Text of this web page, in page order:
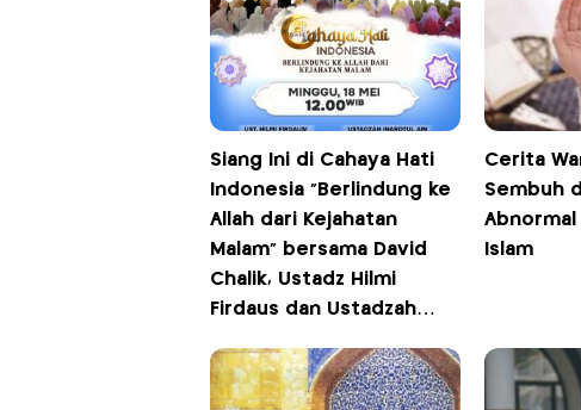
Siang Ini di Cahaya Hati
Indonesia “Berlindung ke
Allah dari Kejahatan
Malam” bersama David
Chalik, Ustadz Hilmi
Firdaus dan Ustadzah
WIB di iNews
Cerita
Sembuh
Abnormal
Islam